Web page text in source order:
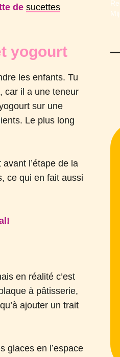
desucettes
yogourt
les enfants. Tu
car il a une teneur
sur une
Le plus long
l’étape de la
ce qui en fait aussi
en réalité c’est
à pâtisserie,
ajouter un trait
glaces en l’espace